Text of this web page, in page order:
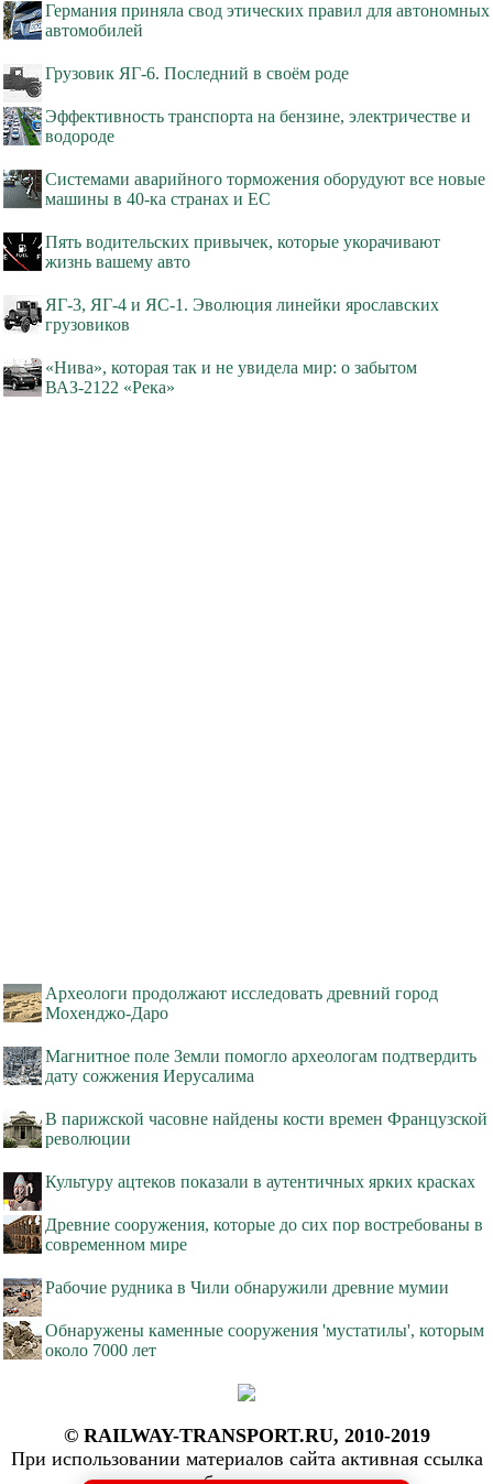
Германия приняла свод этических правил для автономных
автомобилей
Грузовик ЯГ-6. Последний в своём роде
Эффективность транспорта на бензине, электричестве и
водороде
Системами аварийного торможения оборудуют все новые
машины в 40-ка странах и ЕС
Пять водительских привычек, которые укорачивают
жизнь вашему авто
ЯГ-3, ЯГ-4 и ЯС-1. Эволюция линейки ярославских
грузовиков
«Нива», которая так и не увидела мир: о забытом
ВАЗ-2122 «Река»
Археологи продолжают исследовать древний город
Мохенджо-Даро
Магнитное поле Земли помогло археологам подтвердить
дату сожжения Иерусалима
В парижской часовне найдены кости времен Французской
революции
Культуру ацтеков показали в аутентичных ярких красках
Древние сооружения, которые до сих пор востребованы в
современном мире
Рабочие рудника в Чили обнаружили древние мумии
Обнаружены каменные сооружения 'мустатилы', которым
около 7000 лет
© RAILWAY-TRANSPORT.RU, 2010-2019
При использовании материалов сайта активная ссылка